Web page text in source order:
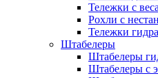
Тележки с
Рохли с
Тележки
Штабелеры
Штабелеры
Штабелеры с